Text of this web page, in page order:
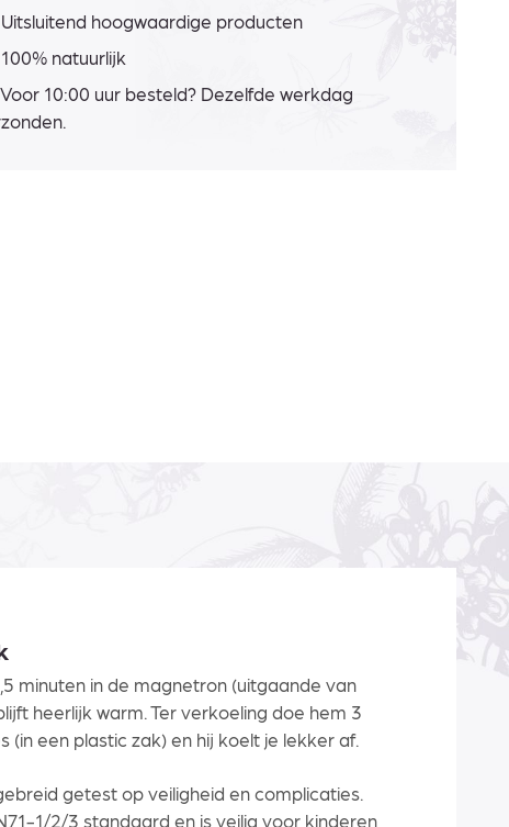
Uitsluitend hoogwaardige producten
100% natuurlijk
Voor 10:00 uur besteld? Dezelfde werkdag
minuten in de magnetron (uitgaande van
heerlijk warm. Ter verkoeling doe hem 3
(in een plastic zak) en hij koelt je lekker af.
getest op veiligheid en complicaties.
1/2/3 standaard en is veilig voor kinderen